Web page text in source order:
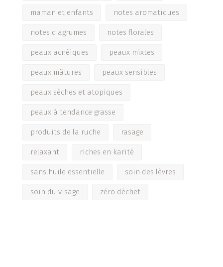
maman et enfants notes aromatiques
notes d'agrumes notes florales
peaux acnéiques peaux mixtes
peaux mâtures peaux sensibles
peaux sèches et atopiques
peaux à tendance grasse
produits de la ruche rasage
relaxant riches en karité
sans huile essentielle soin des lèvres
soin du visage zéro déchet